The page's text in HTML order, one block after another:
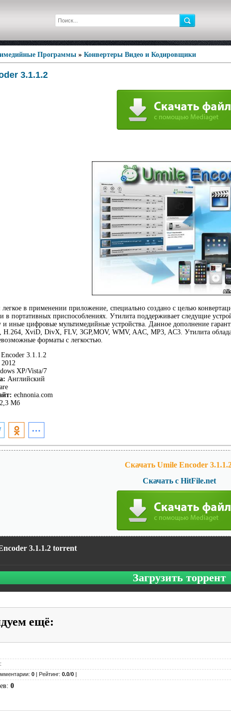
Программы » Конвертеры Видео и Кодировщики
3.1.1.2
легкое в применении приложение, специально создано с целью
в портативных приспособлениях. Утилита поддерживает следущие
и иные цифровые мультимедийные устройства. Данное дополнение
XviD, DivX, FLV, 3GP,MOV, WMV, AAC, MP3, AC3. Утилита
форматы с легкостью.
3.1.1.2
2012
XP/Vista/7
Английский
echnonia.com
Мб
Скачать Umile Encoder
Скачать с HitFile.net
3.1.1.2 torrent
Загрузить торрент
ещё:
0 | Рейтинг: 0.0/0 |
: 0